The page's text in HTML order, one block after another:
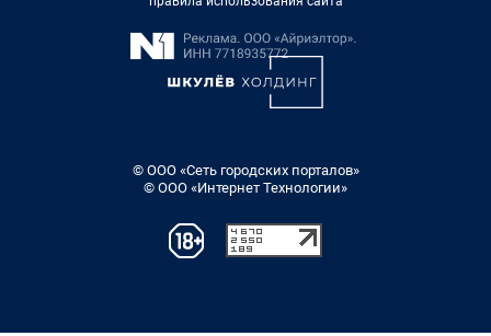
© ООО «Сеть городских порталов»
© ООО «Интернет Технологии»